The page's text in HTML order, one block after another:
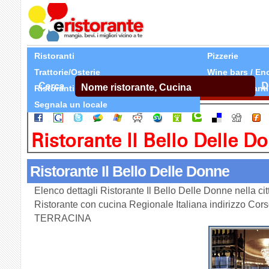
Ristoranti
Pizzerie
Trattorie/Osterie
Wine bars /
Ristoranti Etnici
Tutti Ristoranti
Segnala un locale
Cerca
Ristorante Il Bello Delle
Ristorante Il Bello Delle Donne
Elenco dettagli Ristorante Il Bello Delle Donne nella
Ristorante con cucina Regionale Italiana indirizzo
TERRACINA